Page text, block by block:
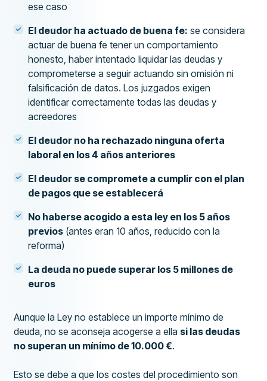
ese caso
El deudor ha actuado de buena fe: se considera
actuar de buena fe tener un comportamiento
honesto, haber intentado liquidar las deudas y
comprometerse a seguir actuando sin omisión ni
falsificación de datos. Los juzgados exigen
identificar correctamente todas las deudas y
acreedores
El deudor no ha rechazado ninguna oferta
laboral en los 4 años anteriores
El deudor se compromete a cumplir con el plan
de pagos que se establecerá
No haberse acogido a esta ley en los 5 años
previos (antes eran 10 años, reducido con la
reforma)
La deuda no puede superar los 5 millones de
euros
Aunque la Ley no establece un importe mínimo de
deuda, no se aconseja acogerse a ella si las deudas
no superan un mínimo de 10.000 €.
Esto se debe a que los costes del procedimiento son